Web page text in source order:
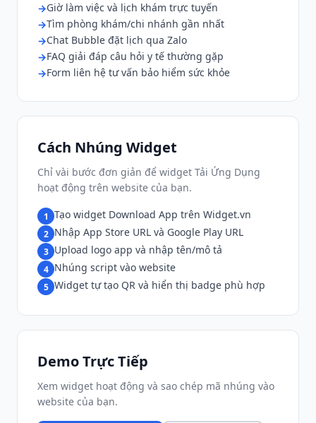
Giờ làm việc và lịch khám trực tuyến
Tìm phòng khám/chi nhánh gần nhất
Chat Bubble đặt lịch qua Zalo
FAQ giải đáp câu hỏi y tế thường gặp
Form liên hệ tư vấn bảo hiểm sức khỏe
Cách Nhúng Widget
Chỉ vài bước đơn giản để widget Tải Ứng Dụng
hoạt động trên website của bạn.
1 Tạo widget Download App trên Widget.vn
2 Nhập App Store URL và Google Play URL
3 Upload logo app và nhập tên/mô tả
4 Nhúng script vào website
5 Widget tự tạo QR và hiển thị badge phù hợp
Demo Trực Tiếp
Xem widget hoạt động và sao chép mã nhúng vào
website của bạn.